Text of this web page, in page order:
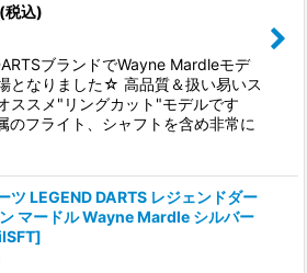
(税込)
ブランドでWayne Mardleモデ
となりました☆ 高品質＆扱い易いス
ススメ"リングカット"モデルです
フライト、シャフトを含め非常に
ツ LEGEND DARTS レジェンドダー
マードル Wayne Mardle シルバー
]